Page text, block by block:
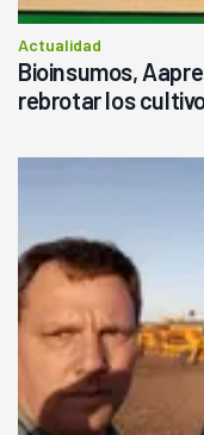
Actualidad
Bioinsumos,
rebrotar los